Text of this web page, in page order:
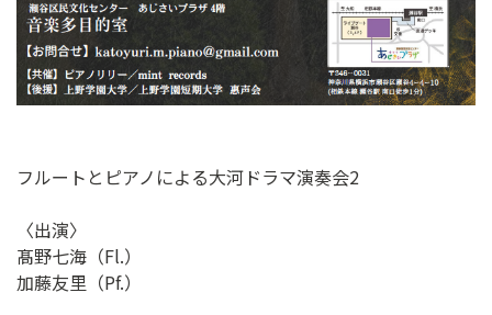
フルートとピアノによる大河ドラマ演奏会2
〈出演〉
髙野七海（Fl.）
加藤友里（Pf.）